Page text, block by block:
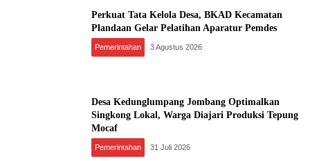
Perkuat Tata Kelola Desa, BKAD Kecamatan
Plandaan Gelar Pelatihan Aparatur Pemdes
Pemerintahan 3 Agustus 2026
Desa Kedunglumpang Jombang Optimalkan
Singkong Lokal, Warga Diajari Produksi Tepung
Mocaf
Pemerintahan 31 Juli 2026